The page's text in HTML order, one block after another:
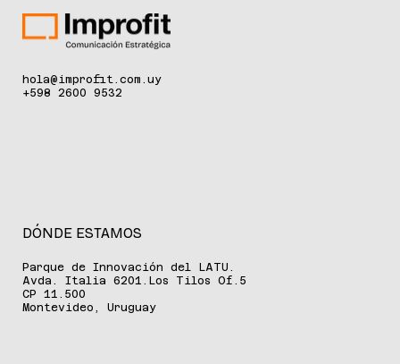
hola@improfit.com.uy
+598 2600 9532
DÓNDE ESTAMOS
Parque de Innovación del LATU.
Avda. Italia 6201.Los Tilos Of.5
CP 11.500
Montevideo, Uruguay